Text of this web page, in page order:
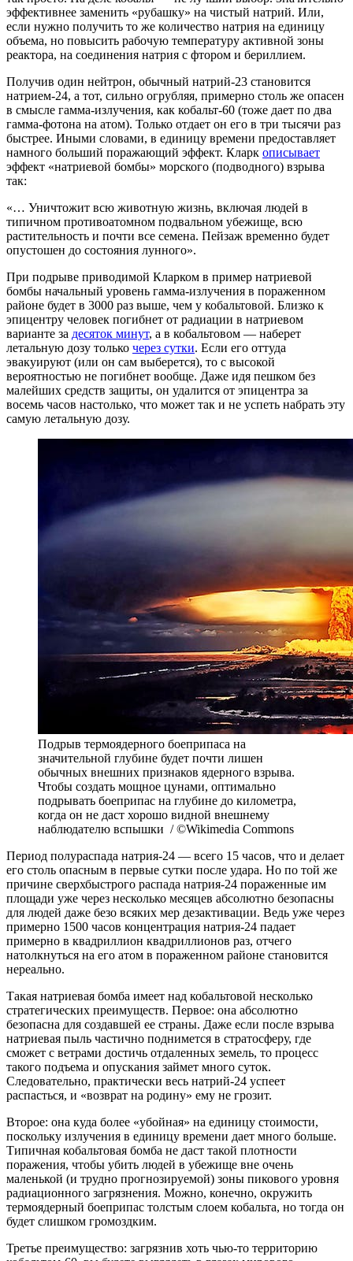
эффективнее заменить «рубашку» на чистый натрий. Или,
если нужно получить то же количество натрия на единицу
объема, но повысить рабочую температуру активной зоны
реактора, на соединения натрия с фтором и бериллием.
Получив один нейтрон, обычный натрий-23 становится
натрием-24, а тот, сильно огрубляя, примерно столь же опасен
в смысле гамма-излучения, как кобальт-60 (тоже дает по два
гамма-фотона на атом). Только отдает он его в три тысячи раз
быстрее. Иными словами, в единицу времени предоставляет
намного больший поражающий эффект. Кларк описывает
эффект «натриевой бомбы» морского (подводного) взрыва
так:
«… Уничтожит всю животную жизнь, включая людей в
типичном противоатомном подвальном убежище, всю
растительность и почти все семена. Пейзаж временно будет
опустошен до состояния лунного».
При подрыве приводимой Кларком в пример натриевой
бомбы начальный уровень гамма-излучения в пораженном
районе будет в 3000 раз выше, чем у кобальтовой. Близко к
эпицентру человек погибнет от радиации в натриевом
варианте за десяток минут, а в кобальтовом — наберет
летальную дозу только через сутки. Если его оттуда
эвакуируют (или он сам выберется), то с высокой
вероятностью не погибнет вообще. Даже идя пешком без
малейших средств защиты, он удалится от эпицентра за
восемь часов настолько, что может так и не успеть набрать эту
самую летальную дозу.
Подрыв термоядерного боеприпаса на
значительной глубине будет почти лишен
обычных внешних признаков ядерного взрыва.
Чтобы создать мощное цунами, оптимально
подрывать боеприпас на глубине до километра,
когда он не даст хорошо видной внешнему
наблюдателю вспышки / ©Wikimedia Commons
Период полураспада натрия-24 — всего 15 часов, что и делает
его столь опасным в первые сутки после удара. Но по той же
причине сверхбыстрого распада натрия-24 пораженные им
площади уже через несколько месяцев абсолютно безопасны
для людей даже безо всяких мер дезактивации. Ведь уже через
примерно 1500 часов концентрация натрия-24 падает
примерно в квадриллион квадриллионов раз, отчего
натолкнуться на его атом в пораженном районе становится
нереально.
Такая натриевая бомба имеет над кобальтовой несколько
стратегических преимуществ. Первое: она абсолютно
безопасна для создавшей ее страны. Даже если после взрыва
натриевая пыль частично поднимется в стратосферу, где
сможет с ветрами достичь отдаленных земель, то процесс
такого подъема и опускания займет много суток.
Следовательно, практически весь натрий-24 успеет
распасться, и «возврат на родину» ему не грозит.
Второе: она куда более «убойная» на единицу стоимости,
поскольку излучения в единицу времени дает много больше.
Типичная кобальтовая бомба не даст такой плотности
поражения, чтобы убить людей в убежище вне очень
маленькой (и трудно прогнозируемой) зоны пикового уровня
радиационного загрязнения. Можно, конечно, окружить
термоядерный боеприпас толстым слоем кобальта, но тогда он
будет слишком громоздким.
Третье преимущество: загрязнив хоть чью-то территорию